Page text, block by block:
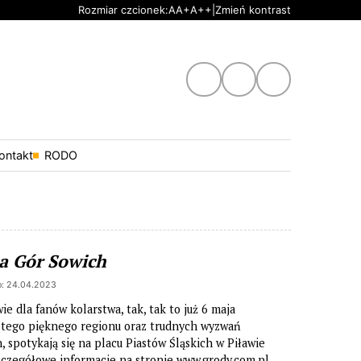
Rozmiar czcionek:Ustaw domyślną czcionkę
AUstaw większą czcionkę
A+Ustaw największą czcionkę
A++ Zmień kontrast
Kanał Youtube
Profil naProfil na
RODO
Gór Sowich
24.04.2023
dla fanów kolarstwa, tak, tak to już 6 maja
tego pięknego regionu oraz trudnych wyzwań
spotykają się na placu Piastów Śląskich w Piławie